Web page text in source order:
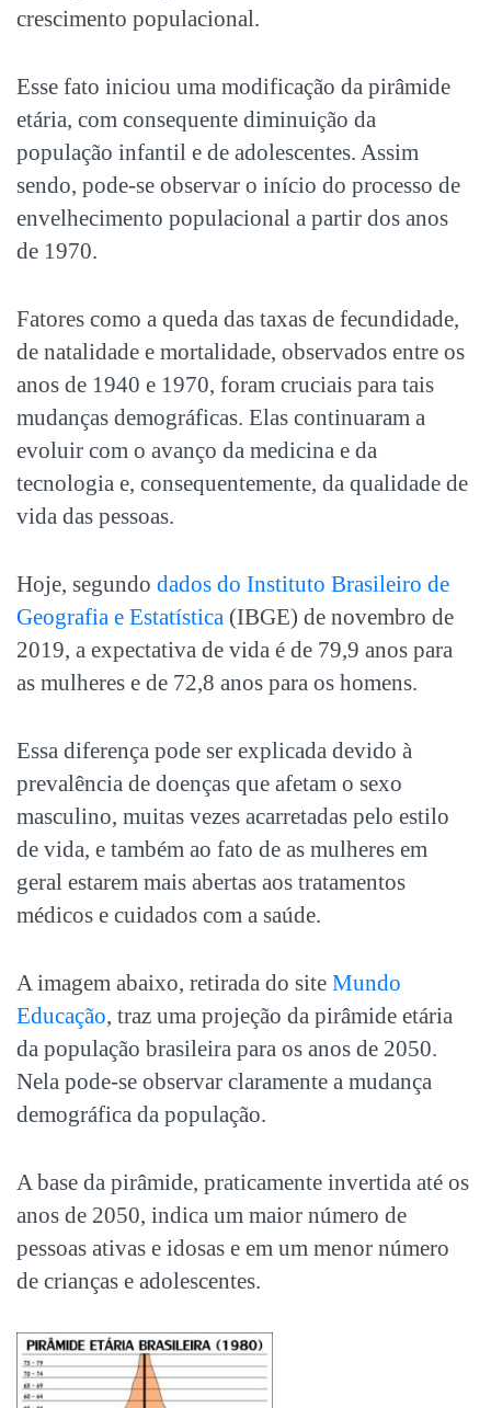
crescimento populacional.
Esse fato iniciou uma modificação da pirâmide
etária, com consequente diminuição da
população infantil e de adolescentes. Assim
sendo, pode-se observar o início do processo de
envelhecimento populacional a partir dos anos
de 1970.
Fatores como a queda das taxas de fecundidade,
de natalidade e mortalidade, observados entre os
anos de 1940 e 1970, foram cruciais para tais
mudanças demográficas. Elas continuaram a
evoluir com o avanço da medicina e da
tecnologia e, consequentemente, da qualidade de
vida das pessoas.
Hoje, segundo dados do Instituto Brasileiro de
Geografia e Estatística (IBGE) de novembro de
2019, a expectativa de vida é de 79,9 anos para
as mulheres e de 72,8 anos para os homens.
Essa diferença pode ser explicada devido à
prevalência de doenças que afetam o sexo
masculino, muitas vezes acarretadas pelo estilo
de vida, e também ao fato de as mulheres em
geral estarem mais abertas aos tratamentos
médicos e cuidados com a saúde.
A imagem abaixo, retirada do site Mundo
Educação, traz uma projeção da pirâmide etária
da população brasileira para os anos de 2050.
Nela pode-se observar claramente a mudança
demográfica da população.
A base da pirâmide, praticamente invertida até os
anos de 2050, indica um maior número de
pessoas ativas e idosas e em um menor número
de crianças e adolescentes.